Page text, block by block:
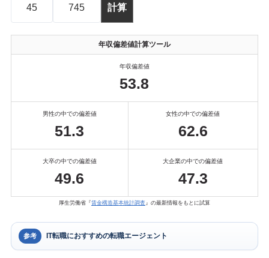
年収偏差値計算ツール
年収偏差値
53.8
男性の中での偏差値
51.3
女性の中での偏差値
62.6
大卒の中での偏差値
49.6
大企業の中での偏差値
47.3
厚生労働省『賃金構造基本統計調査 』の最新情報をもとに試算
参考 IT転職におすすめの転職エージェント